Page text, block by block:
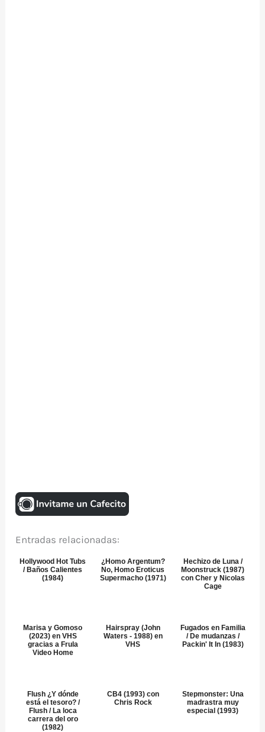
Entradas relacionadas:
Hollywood Hot Tubs
/ Baños Calientes
(1984)
¿Homo Argentum?
No, Homo Eroticus
Supermacho (1971)
Hechizo de Luna /
Moonstruck (1987)
con Cher y Nicolas
Cage
Marisa y Gomoso
(2023) en VHS
gracias a Frula
Video Home
Hairspray (John
Waters - 1988) en
VHS
Fugados en Familia
/ De mudanzas /
Packin' It In (1983)
Flush ¿Y dónde
está el tesoro? /
Flush / La loca
carrera del oro
(1982)
CB4 (1993) con
Chris Rock
Stepmonster: Una
madrastra muy
especial (1993)